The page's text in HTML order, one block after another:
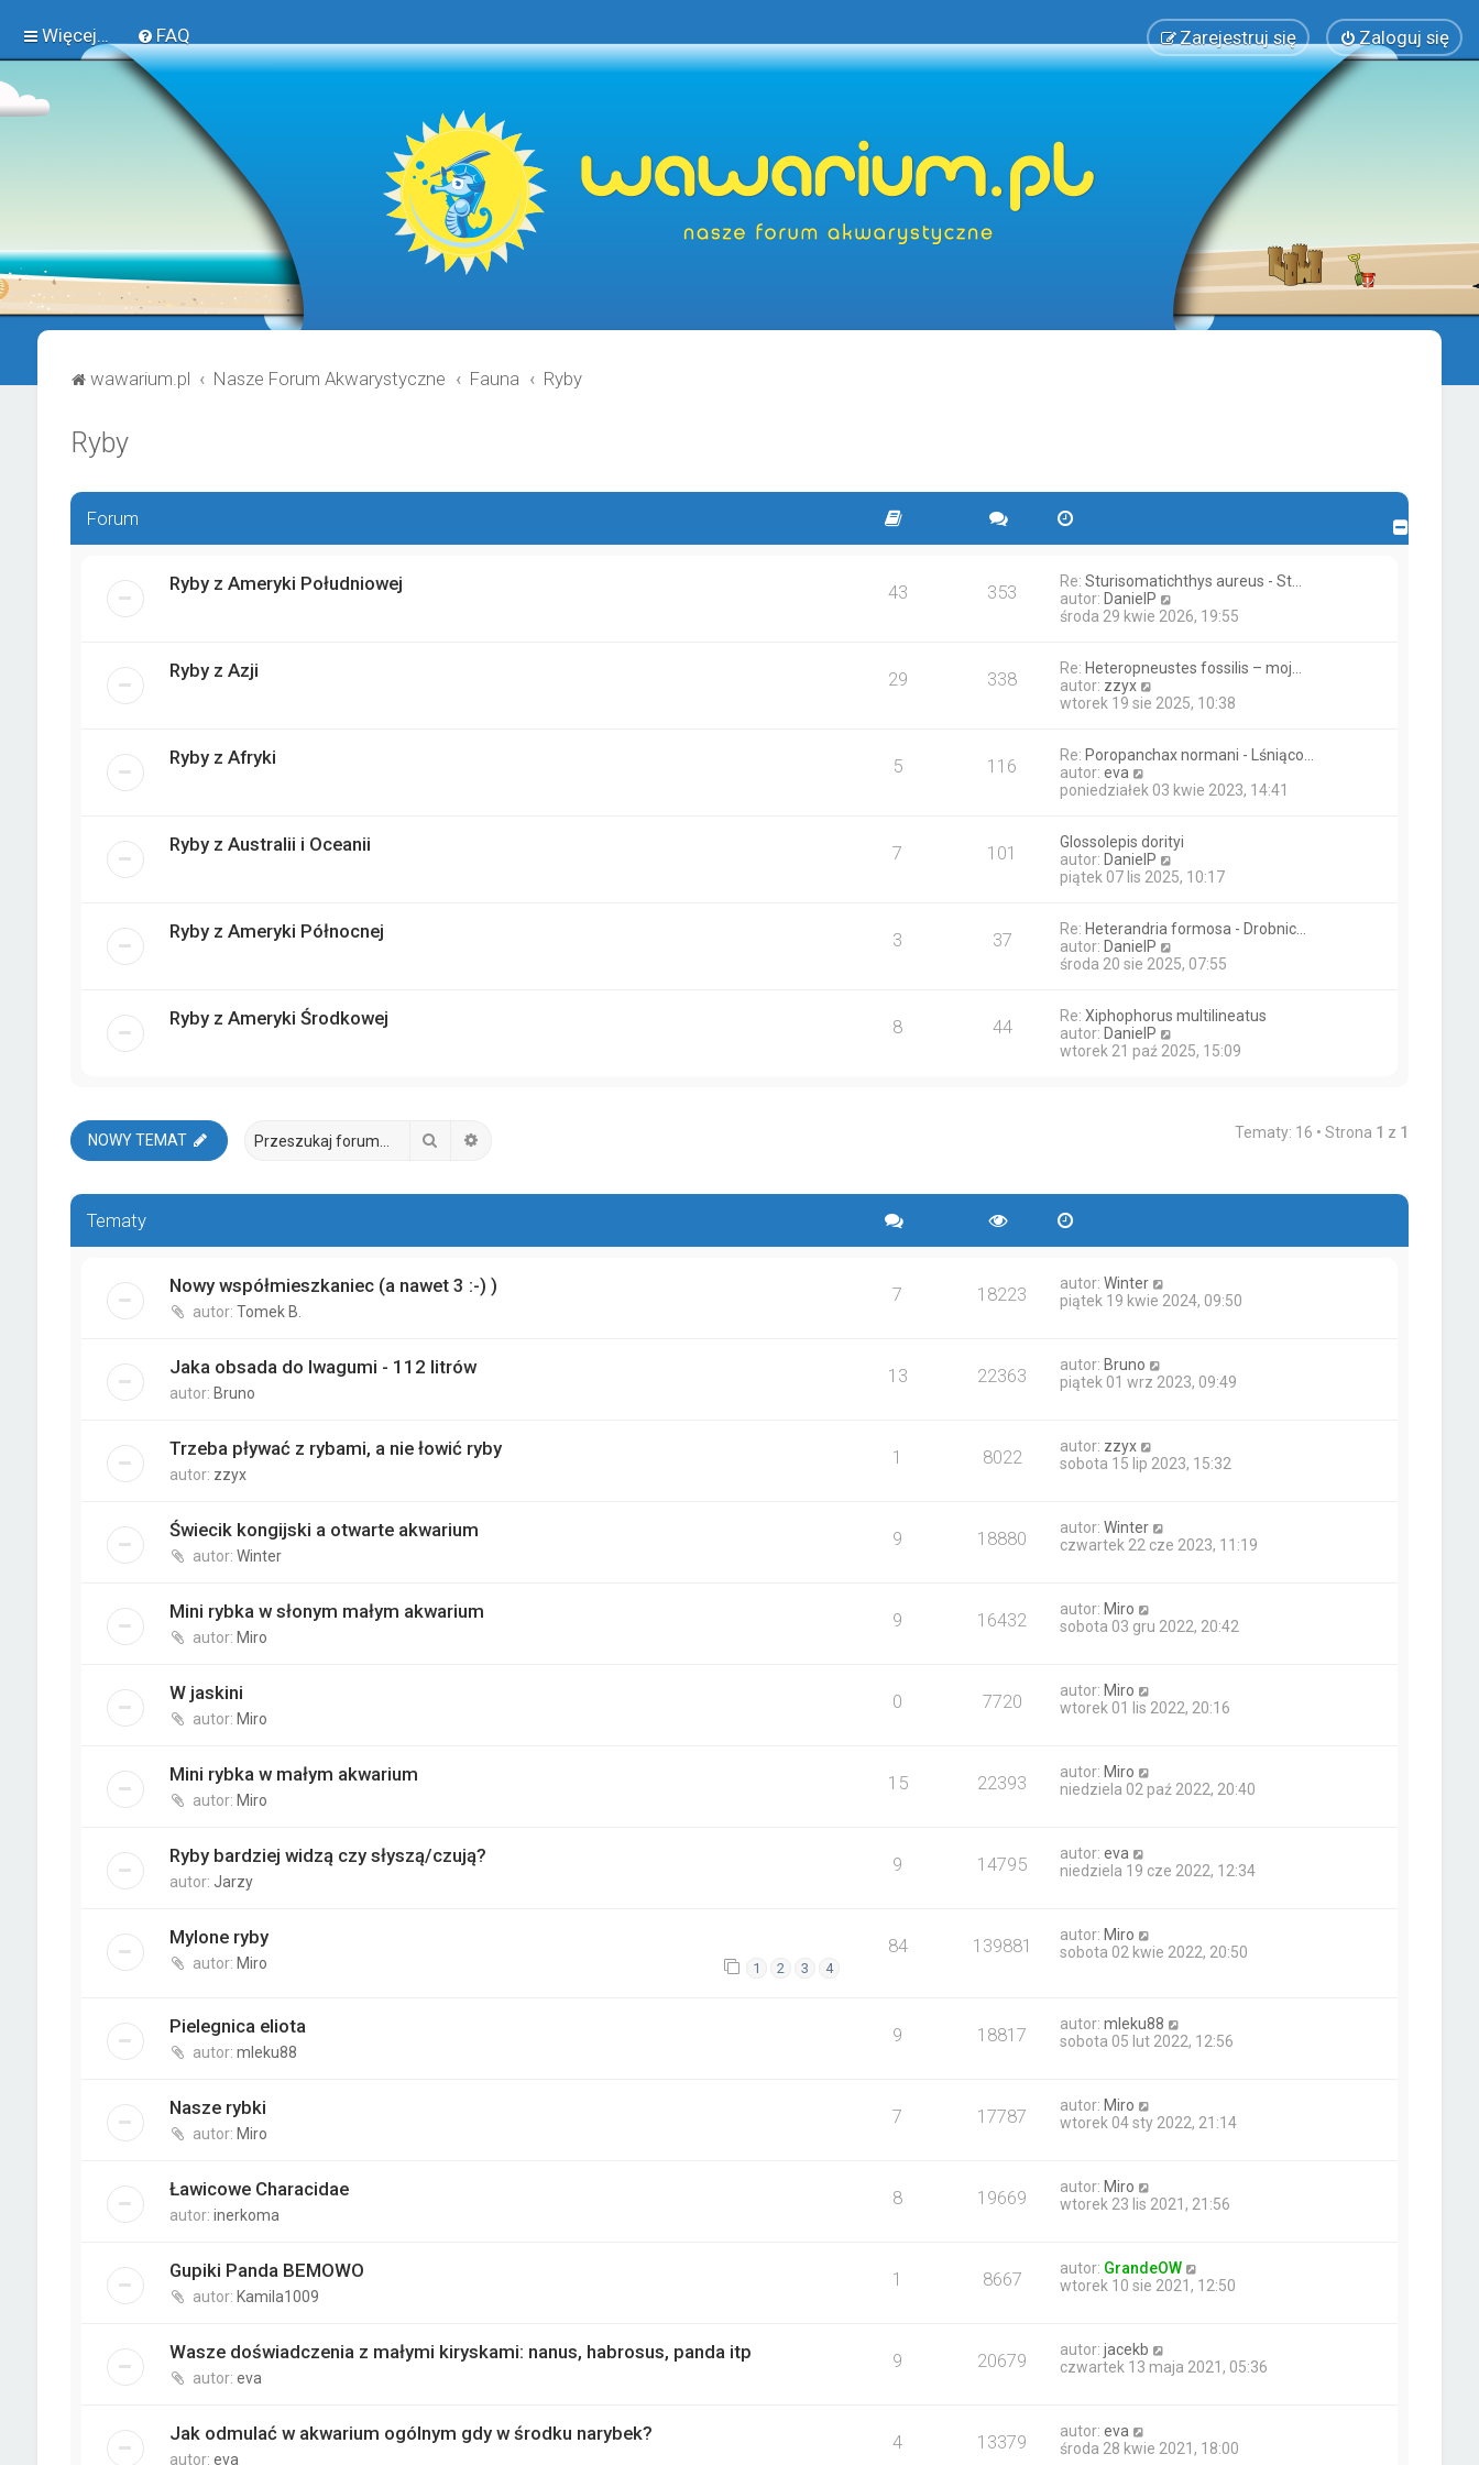
Więcej… FAQ Zaloguj się
Zarejestruj się
wawarium.pl Nasze Forum Akwarystyczne Fauna Ryby
Ryby
Forum
Ryby z Ameryki Południowej 43 353 Re:Sturisomatichthys aureus - St…
autor: DanielP
y
i
t
a
n
s
y
s
środa 29 kwie 2026, 19:55
Ryby z Azji 29 338 Re: Heteropneustes fossilis – moj…
autor: zzyx
y
i
t
a
j
n
s
z
y
s
t
wtorek 19 sie 2025, 10:38
Ryby z Afryki 5 116 Re: Poropanchax normani - Lśniąco…
autor:eva
y
i
e
t
a
j
n
s
z
y
poniedziałek 03 kwie 2023, 14:41
Ryby z Australii i Oceanii 7 101
Glossolepis dorityi
autor: DanielP
y
i
t
a
n
s
piątek 07 lis 2025, 10:17
Ryby z Ameryki Północnej 3 37 Re: Heterandria formosa - Drobnic…
autor: DanielP
y
i
t
s
p
t
środa 20 sie 2025, 07:55
Ryby z Ameryki Środkowej 8 44 Re:Xiphophorus multilineatus
autor: DanielP
y
a
o
z
t
wtorek 21 paź 2025, 15:09
NOWY TEMAT Szukaj Tematy: 16 • Strona 1 z 1
Tematy
Nowy współmieszkaniec (a nawet 3 :-) )
autor: Tomek B.
7 18223 autor:Winter
piątek 19 kwie 2024, 09:50
Jaka obsada do Iwagumi - 112 litrów
autor: Bruno
13 22363 autor: Bruno
piątek 01 wrz 2023, 09:49
Trzeba pływać z rybami, a nie łowić ryby
autor: zzyx
1 8022 autor: zzyx
sobota 15 lip 2023, 15:32
Świecik kongijski a otwarte akwarium
autor: Winter
9 18880 autor:Winter
czwartek 22 cze 2023, 11:19
Mini rybka w słonym małym akwarium
autor: Miro
9 16432 autor: Miro
sobota 03 gru 2022, 20:42
W jaskini
autor: Miro
0 7720 autor: Miro
wtorek 01 lis 2022, 20:16
Mini rybka w małym akwarium
autor: Miro
15 22393 autor: Miro
niedziela 02 paź 2022, 20:40
Ryby bardziej widzą czy słyszą/czują?
autor: Jarzy
9 14795 autor:eva
niedziela 19 cze 2022, 12:34
Mylone ryby
autor: Miro 1 2 3 4
84 139881 autor: Miro
sobota 02 kwie 2022, 20:50
Pielegnica eliota
autor: mleku88
9 18817 autor:mleku88
sobota 05 lut 2022, 12:56
Nasze rybki
autor: Miro
7 17787 autor: Miro
wtorek 04 sty 2022, 21:14
Ławicowe Characidae
autor: inerkoma
8 19669 autor: Miro
wtorek 23 lis 2021, 21:56
Gupiki Panda BEMOWO
autor: Kamila1009
1 8667 autor: GrandeOW
wtorek 10 sie 2021, 12:50
Wasze doświadczenia z małymi kiryskami: nanus, habrosus, panda itp
autor: eva
9 20679 autor:jacekb
czwartek 13 maja 2021, 05:36
Jak odmulać w akwarium ogólnym gdy w środku narybek?
autor: eva
4 13379 autor:eva
środa 28 kwie 2021, 18:00